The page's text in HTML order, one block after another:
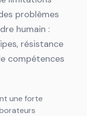
problèmes
humain :
résistance
compétences
une forte